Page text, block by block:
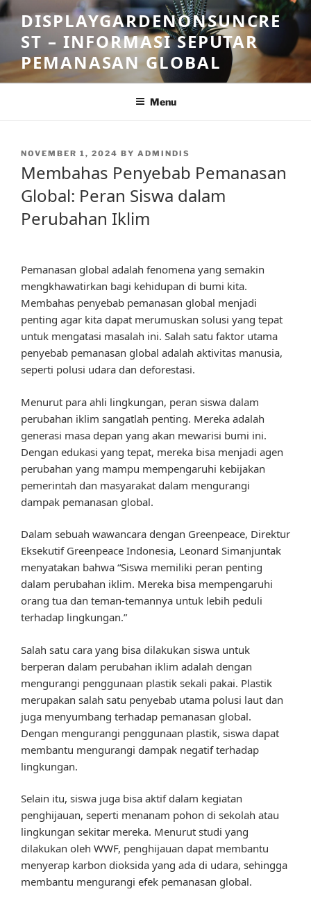
Skip
to
content
DISPLAYGARDENONSUNCRE
ST – INFORMASI SEPUTAR
PEMANASAN GLOBAL
Menu
POSTED
NOVEMBER 1, 2024 BY ADMINDIS
Membahas Penyebab Pemanasan
Global: Peran Siswa dalam
Perubahan Iklim
Pemanasan global adalah fenomena yang semakin
mengkhawatirkan bagi kehidupan di bumi kita.
Membahas penyebab pemanasan global menjadi
penting agar kita dapat merumuskan solusi yang tepat
untuk mengatasi masalah ini. Salah satu faktor utama
penyebab pemanasan global adalah aktivitas manusia,
seperti polusi udara dan deforestasi.
Menurut para ahli lingkungan, peran siswa dalam
perubahan iklim sangatlah penting. Mereka adalah
generasi masa depan yang akan mewarisi bumi ini.
Dengan edukasi yang tepat, mereka bisa menjadi agen
perubahan yang mampu mempengaruhi kebijakan
pemerintah dan masyarakat dalam mengurangi
dampak pemanasan global.
Dalam sebuah wawancara dengan Greenpeace, Direktur
Eksekutif Greenpeace Indonesia, Leonard Simanjuntak
menyatakan bahwa “Siswa memiliki peran penting
dalam perubahan iklim. Mereka bisa mempengaruhi
orang tua dan teman-temannya untuk lebih peduli
terhadap lingkungan.”
Salah satu cara yang bisa dilakukan siswa untuk
berperan dalam perubahan iklim adalah dengan
mengurangi penggunaan plastik sekali pakai. Plastik
merupakan salah satu penyebab utama polusi laut dan
juga menyumbang terhadap pemanasan global.
Dengan mengurangi penggunaan plastik, siswa dapat
membantu mengurangi dampak negatif terhadap
lingkungan.
Selain itu, siswa juga bisa aktif dalam kegiatan
penghijauan, seperti menanam pohon di sekolah atau
lingkungan sekitar mereka. Menurut studi yang
dilakukan oleh WWF, penghijauan dapat membantu
menyerap karbon dioksida yang ada di udara, sehingga
membantu mengurangi efek pemanasan global.